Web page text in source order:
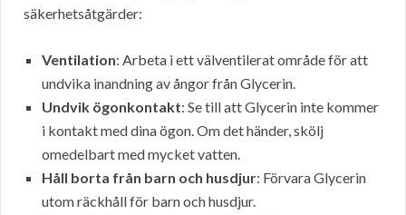
säkerhetsåtgärder:
Ventilation: Arbeta i ett välventilerat område för att
undvika inandning av ångor från Glycerin.
Undvik ögonkontakt: Se till att Glycerin inte kommer
i kontakt med dina ögon. Om det händer, skölj
omedelbart med mycket vatten.
Håll borta från barn och husdjur: Förvara Glycerin
utom räckhåll för barn och husdjur.